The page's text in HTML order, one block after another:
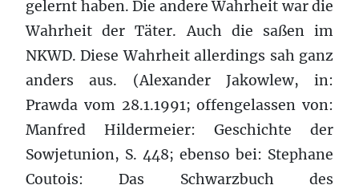
gelernt haben. Die andere Wahrheit war die
Wahrheit der Täter. Auch die saßen im
NKWD. Diese Wahrheit allerdings sah ganz
anders aus. (Alexander Jakowlew, in:
Prawda vom 28.1.1991; offengelassen von:
Manfred Hildermeier: Geschichte der
Sowjetunion, S. 448; ebenso bei: Stephane
Coutois: Das Schwarzbuch des